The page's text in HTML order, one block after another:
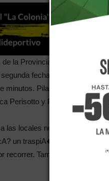
la Provincia de San Juan,
fecha de Primera B
minutos. Pilar NarvA?ez se
Perisotto y Paula Estevez.
las locales no le saliA? una
un traspiA� pero la lucha
recorrer. TambiA�n, mejorar.